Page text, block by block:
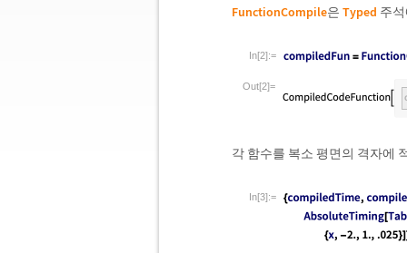
FunctionCompile은 Typed 주
In[2]:=
Out[2]=
각 함수를 복소 평면의 격자에
In[3]:=